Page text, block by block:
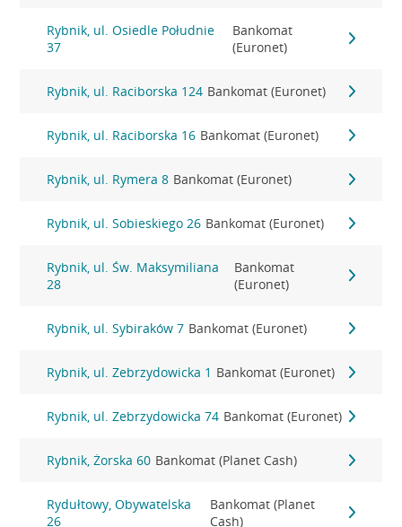
Rybnik, ul. Osiedle Południe
37
Bankomat
(Euronet)
Rybnik, ul. Raciborska 124 Bankomat (Euronet)
Rybnik, ul. Raciborska 16 Bankomat (Euronet)
Rybnik, ul. Rymera 8 Bankomat (Euronet)
Rybnik, ul. Sobieskiego 26 Bankomat (Euronet)
Rybnik, ul. Św. Maksymiliana
28
Bankomat
(Euronet)
Rybnik, ul. Sybiraków 7 Bankomat (Euronet)
Rybnik, ul. Zebrzydowicka 1 Bankomat (Euronet)
Rybnik, ul. Zebrzydowicka 74 Bankomat (Euronet)
Rybnik, Żorska 60 Bankomat (Planet Cash)
Rydułtowy, Obywatelska
26
Bankomat (Planet
Cash)